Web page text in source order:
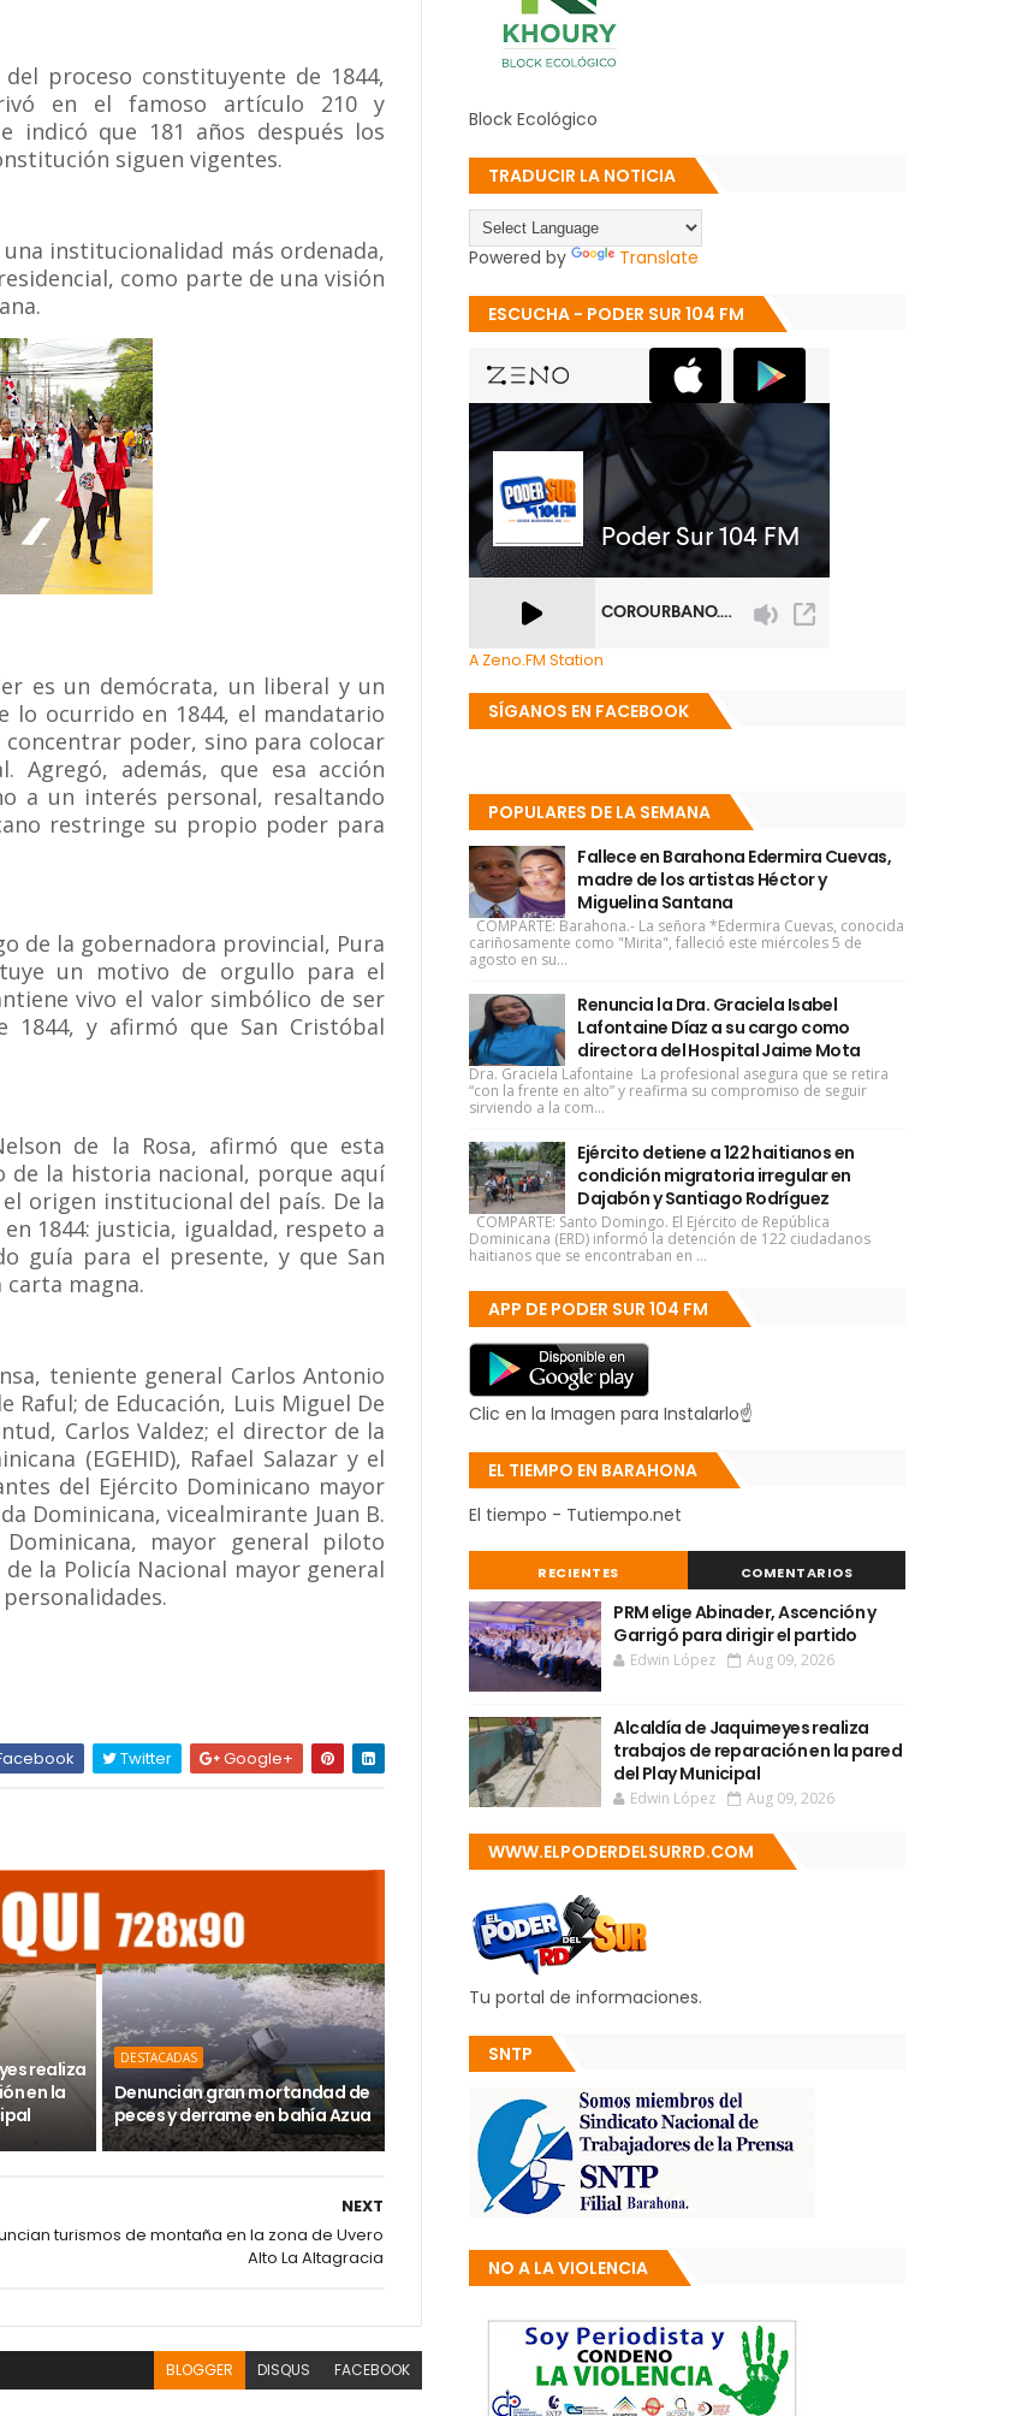
proceso constituyente de 1844,
en el famoso artículo 210 y
indicó que 181 años después los
siguen vigentes.
institucionalidad más ordenada,
como parte de una visión
es un demócrata, un liberal y un
lo ocurrido en 1844, el mandatario
poder, sino para colocar
Agregó, además, que esa acción
a un interés personal, resaltando
restringe su propio poder para
de la gobernadora provincial, Pura
un motivo de orgullo para el
vivo el valor simbólico de ser
y afirmó que San Cristóbal
de la Rosa, afirmó que esta
de la historia nacional, porque aquí
origen institucional del país. De la
1844: justicia, igualdad, respeto a
guía para el presente, y que San
magna.
teniente general Carlos Antonio
Raful; de Educación, Luis Miguel De
Carlos Valdez; el director de la
(EGEHID), Rafael Salazar y el
del Ejército Dominicano mayor
Dominicana, vicealmirante Juan B.
mayor general piloto
la Policía Nacional mayor general
Twitter Google+
realiza
en la
DESTACADAS
Denuncian gran mortandad de
peces y derrame en bahía Azua
NEXT
turismos de montaña en la zona de Uvero
Alto La Altagracia
BLOGGER DISQUS FACEBOOK
Block Ecológico
TRADUCIR LA NOTICIA
Powered by Translate
ESCUCHA - PODER SUR 104 FM
A Zeno.FM Station
SÍGANOS EN FACEBOOK
POPULARES DE LA SEMANA
Fallece en Barahona Edermira Cuevas,
madre de los artistas Héctor y
Miguelina Santana
COMPARTE: Barahona.- La señora *Edermira Cuevas, conocida
cariñosamente como "Mirita", falleció este miércoles 5 de
agosto en su...
Renuncia la Dra. Graciela Isabel
Lafontaine Díaz a su cargo como
directora del Hospital Jaime Mota
Dra. Graciela Lafontaine La profesional asegura que se retira
“con la frente en alto” y reafirma su compromiso de seguir
sirviendo a la com...
Ejército detiene a 122 haitianos en
condición migratoria irregular en
Dajabón y Santiago Rodríguez
COMPARTE: Santo Domingo. El Ejército de República
Dominicana (ERD) informó la detención de 122 ciudadanos
haitianos que se encontraban en ...
APP DE PODER SUR 104 FM
Clic en la Imagen para Instalarlo☝
EL TIEMPO EN BARAHONA
El tiempo - Tutiempo.net
RECIENTES COMENTARIOS
PRM elige Abinader, Ascención y
Garrigó para dirigir el partido
Edwin López Aug 09, 2026
Alcaldía de Jaquimeyes realiza
trabajos de reparación en la pared
del Play Municipal
Edwin López Aug 09, 2026
WWW.ELPODERDELSURRD.COM
Tu portal de informaciones.
SNTP
NO A LA VIOLENCIA